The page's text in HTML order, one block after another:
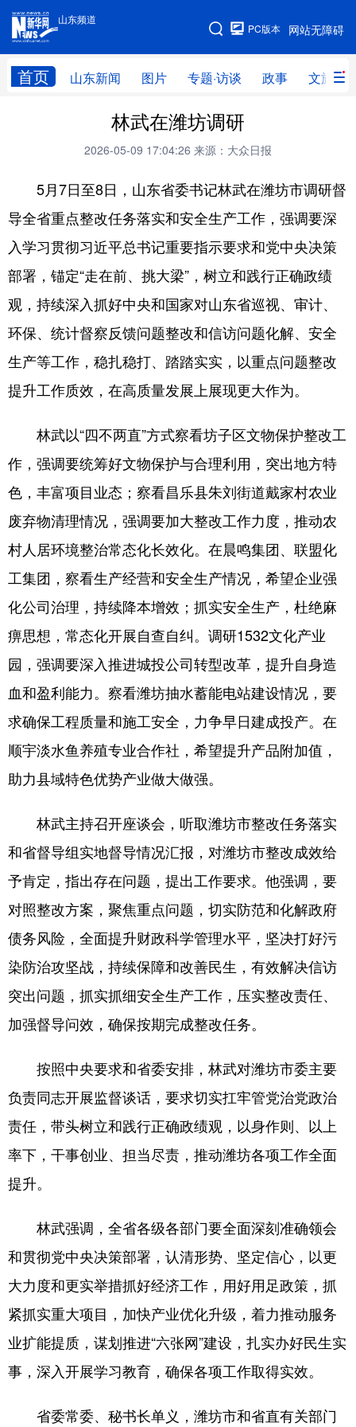
山东频道
网站无障碍
PC版本
首页 山东新闻 图片 专题·访谈 政事 文旅
手机版
网站地图
高层 时政
财经 网评
台湾 思客智库 全球连线 教育
科技 科普 体育 文化
健康 军事 访谈 视频
图片 中央文件 金融 汽车
溯源中国 城市 旅游 能源
会展 彩票 娱乐 时尚
亚太网 上市公司 投教基地
地方频道
首页 山东新闻 图片 专题·访谈
政事 文旅 社会民生 山东产经
文娱 融媒秀 地市 科教
多语种频道
English Español Français عربى
Русский язык 日本語
Deutsch Português
林武在潍坊调研
2026-05-09 17:04:26 来源：大众日报
5月7日至8日，山东省委书记林武在潍坊市调研督
导全省重点整改任务落实和安全生产工作，强调要深
入学习贯彻习近平总书记重要指示要求和党中央决策
部署，锚定“走在前、挑大梁”，树立和践行正确政绩
观，持续深入抓好中央和国家对山东省巡视、审计、
环保、统计督察反馈问题整改和信访问题化解、安全
生产等工作，稳扎稳打、踏踏实实，以重点问题整改
提升工作质效，在高质量发展上展现更大作为。
林武以“四不两直”方式察看坊子区文物保护整改工
作，强调要统筹好文物保护与合理利用，突出地方特
色，丰富项目业态；察看昌乐县朱刘街道戴家村农业
废弃物清理情况，强调要加大整改工作力度，推动农
村人居环境整治常态化长效化。在晨鸣集团、联盟化
工集团，察看生产经营和安全生产情况，希望企业强
化公司治理，持续降本增效；抓实安全生产，杜绝麻
痹思想，常态化开展自查自纠。调研1532文化产业
园，强调要深入推进城投公司转型改革，提升自身造
血和盈利能力。察看潍坊抽水蓄能电站建设情况，要
求确保工程质量和施工安全，力争早日建成投产。在
顺宇淡水鱼养殖专业合作社，希望提升产品附加值，
助力县域特色优势产业做大做强。
林武主持召开座谈会，听取潍坊市整改任务落实
和省督导组实地督导情况汇报，对潍坊市整改成效给
予肯定，指出存在问题，提出工作要求。他强调，要
对照整改方案，聚焦重点问题，切实防范和化解政府
债务风险，全面提升财政科学管理水平，坚决打好污
染防治攻坚战，持续保障和改善民生，有效解决信访
突出问题，抓实抓细安全生产工作，压实整改责任、
加强督导问效，确保按期完成整改任务。
按照中央要求和省委安排，林武对潍坊市委主要
负责同志开展监督谈话，要求切实扛牢管党治党政治
责任，带头树立和践行正确政绩观，以身作则、以上
率下，干事创业、担当尽责，推动潍坊各项工作全面
提升。
林武强调，全省各级各部门要全面深刻准确领会
和贯彻党中央决策部署，认清形势、坚定信心，以更
大力度和更实举措抓好经济工作，用好用足政策，抓
紧抓实重大项目，加快产业优化升级，着力推动服务
业扩能提质，谋划推进“六张网”建设，扎实办好民生实
事，深入开展学习教育，确保各项工作取得实效。
省委常委、秘书长单义，潍坊市和省直有关部门